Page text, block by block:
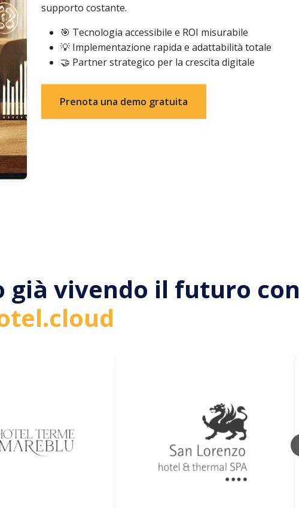
supporto costante.
🎯 Tecnologia accessibile e ROI misurabile
💡 Implementazione rapida e adattabilità totale
🤝 Partner strategico per la crescita digitale
Prenota una demo gratuita
già vivendo il futuro con